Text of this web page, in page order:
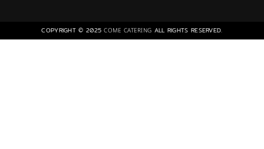
COPYRIGHT © 2025COME CATERING ALL RIGHTS RESERVED.